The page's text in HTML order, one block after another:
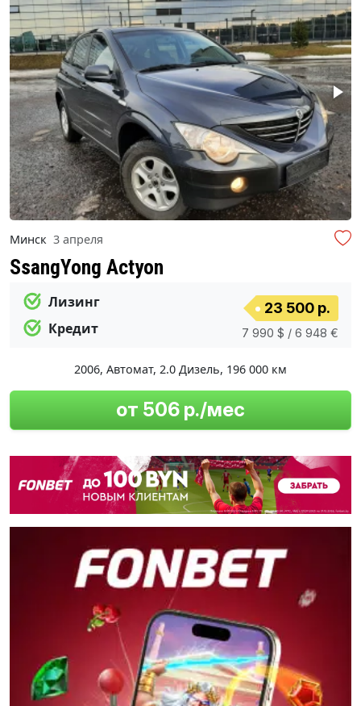
Минск 3 апреля
SsangYong Actyon
Лизинг
Кредит
23 500 р.
7 990 $ / 6 948 €
2006, Автомат, 2.0 Дизель, 196 000 км
от 506 р./мес